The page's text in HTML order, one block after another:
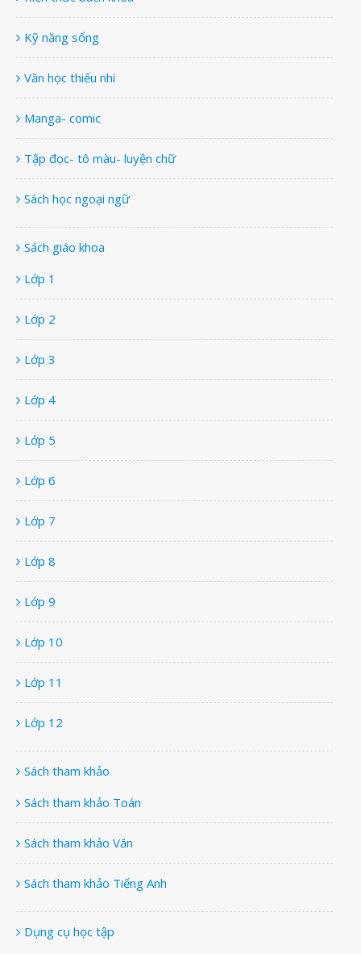
Kỹ năng sống
Văn học thiếu nhi
Manga- comic
Tập đọc- tô màu- luyện chữ
Sách học ngoại ngữ
Sách giáo khoa
Lớp 1
Lớp 2
Lớp 3
Lớp 4
Lớp 5
Lớp 6
Lớp 7
Lớp 8
Lớp 9
Lớp 10
Lớp 11
Lớp 12
Sách tham khảo
Sách tham khảo Toán
Sách tham khảo Văn
Sách tham khảo Tiếng Anh
Dụng cụ học tập